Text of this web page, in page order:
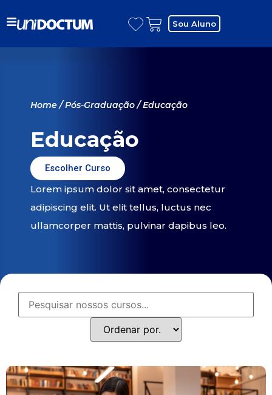
Sou Aluno
Home/Pós-Graduação/ Educação
Educação
Escolher Curso
Lorem ipsum dolor sit amet, consectetur
adipiscing elit. Ut elit tellus, luctus nec
ullamcorper mattis, pulvinar dapibus leo.